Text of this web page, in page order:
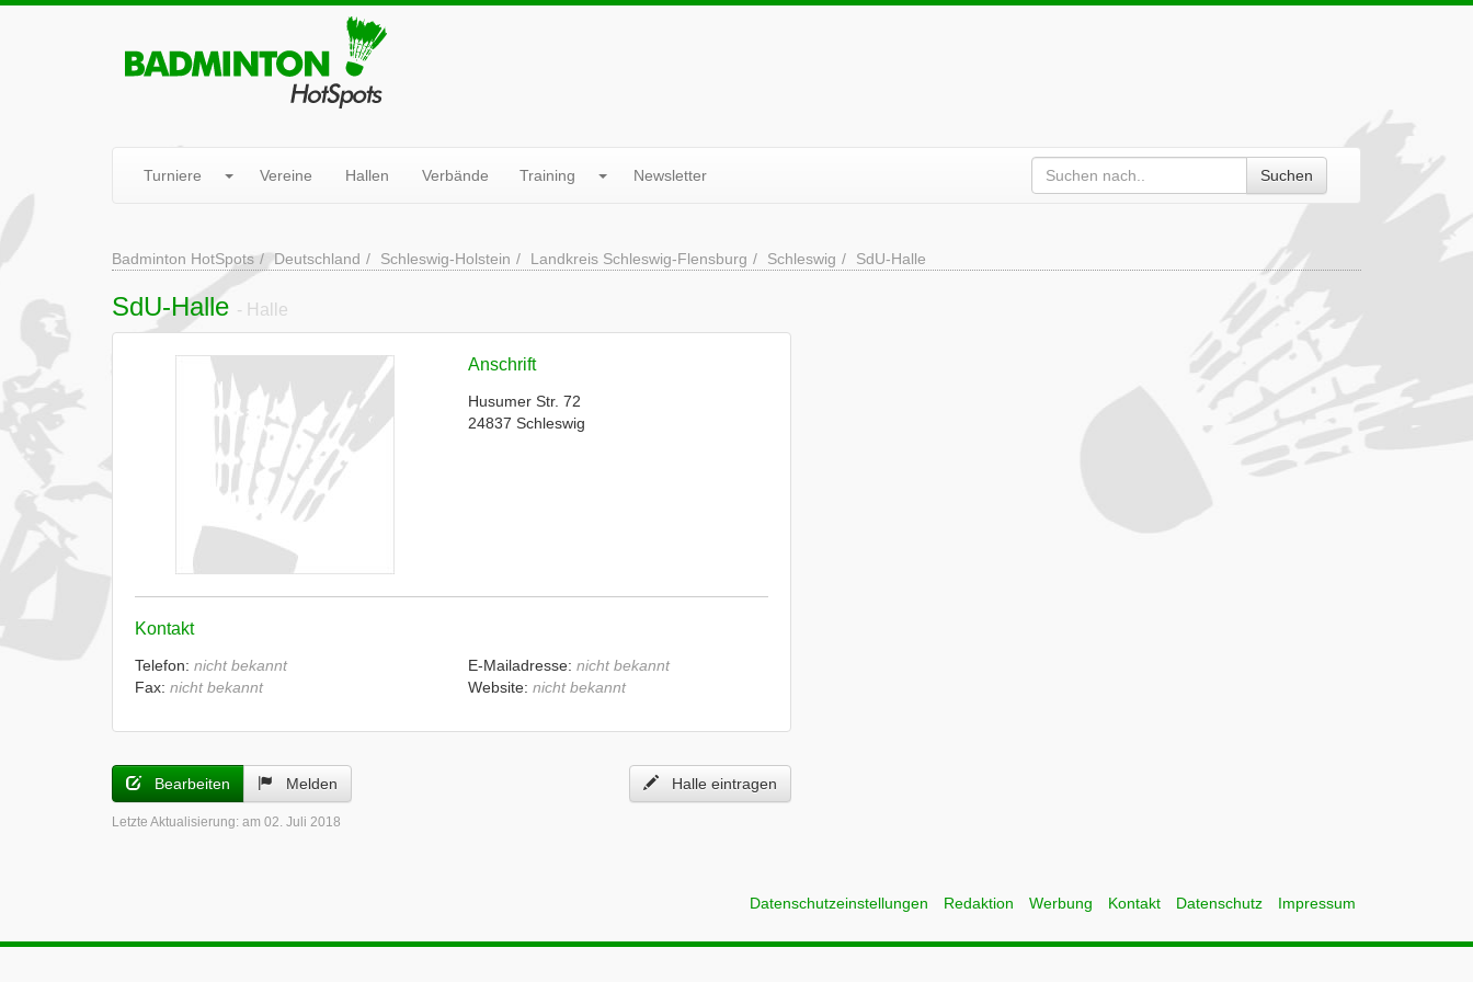
Turniere Vereine Hallen Verbände Training Newsletter Suchen
Badminton HotSpots Deutschland Schleswig-Holstein Landkreis Schleswig-Flensburg Schleswig SdU-Halle
SdU-Halle - Halle
Anschrift
Husumer Str. 72
24837 Schleswig
Kontakt
Telefon: nicht bekannt
Fax: nicht bekannt
E-Mailadresse: nicht bekannt
Website: nicht bekannt
Bearbeiten Melden Halle eintragen
Letzte Aktualisierung: am 02. Juli 2018
Datenschutzeinstellungen Redaktion Werbung Kontakt Datenschutz Impressum